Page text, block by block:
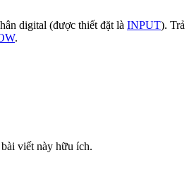
digital (được thiết đặt là INPUT). Trả
.
viết này hữu ích.